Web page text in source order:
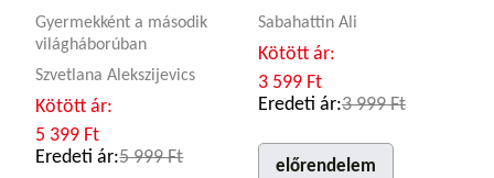
Gyermekként a második
világháborúban
Szvetlana Alekszijevics
Kötött ár:
5 399 Ft
Eredeti ár:5 999 Ft
Sabahattin Ali
Kötött ár:
3 599 Ft
Eredeti ár:3 999 Ft
előrendelem